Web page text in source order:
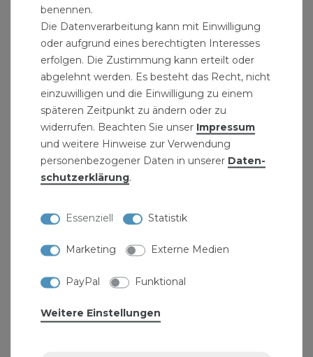
Pipetec Aluverbundrohr 16x2 mm 25m
Mehrschicht-Verbundrohr
Meter | 1,79 € / Meter
benennen.
Die Datenverarbeitung kann mit Einwilligung
oder aufgrund eines berechtigten Interesses
erfolgen. Die Zustimmung kann erteilt oder
abgelehnt werden. Es besteht das Recht, nicht
einzuwilligen und die Einwilligung zu einem
späteren Zeitpunkt zu ändern oder zu
widerrufen. Beachten Sie unser Impressum
und weitere Hinweise zur Verwendung
personenbezogener Daten in unserer Daten­
schutz­erklärung.
Essenziell Statistik
Marketing Externe Medien
PayPal Funktional
Weitere Einstellungen